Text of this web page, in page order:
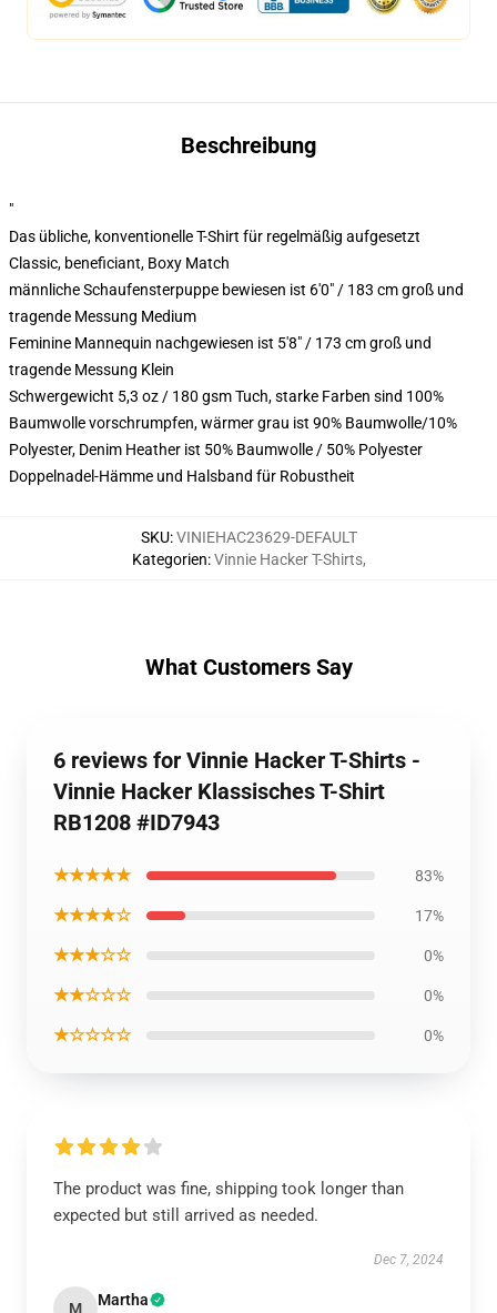
Beschreibung
"
Das übliche, konventionelle T-Shirt für regelmäßig aufgesetzt
Classic, beneficiant, Boxy Match
männliche Schaufensterpuppe bewiesen ist 6'0" / 183 cm groß und
tragende Messung Medium
Feminine Mannequin nachgewiesen ist 5'8" / 173 cm groß und
tragende Messung Klein
Schwergewicht 5,3 oz / 180 gsm Tuch, starke Farben sind 100%
Baumwolle vorschrumpfen, wärmer grau ist 90% Baumwolle/10%
Polyester, Denim Heather ist 50% Baumwolle / 50% Polyester
Doppelnadel-Hämme und Halsband für Robustheit
SKU:VINIEHAC23629-DEFAULT
Kategorien:Vinnie Hacker T-Shirts,
What Customers Say
6 reviews for Vinnie Hacker T-Shirts -
Vinnie Hacker Klassisches T-Shirt
RB1208 #ID7943
★★★★★ 83%
★★★★☆ 17%
★★★☆☆ 0%
★★☆☆☆ 0%
★☆☆☆☆ 0%
The product was fine, shipping took longer than
expected but still arrived as needed.
Dec 7, 2024
M Martha